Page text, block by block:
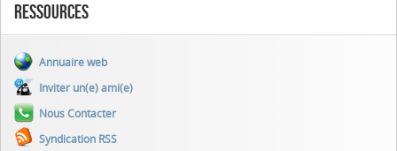
Ressources
Annuaire web
Inviter un(e) ami(e)
Nous Contacter
Syndication RSS